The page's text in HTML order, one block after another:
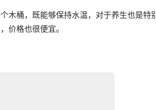
桶，既能够保持水温，对于养生也是特
价格也很便宜。